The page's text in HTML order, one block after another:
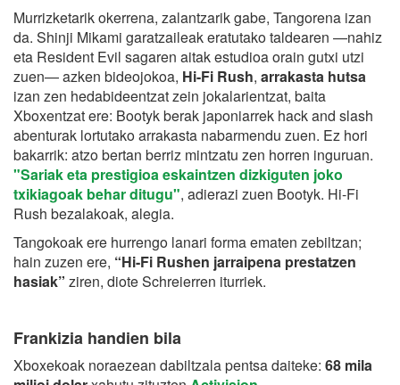
Murrizketarik okerrena, zalantzarik gabe, Tangorena izan
da. Shinji Mikami garatzaileak eratutako taldearen —nahiz
eta Resident Evil sagaren aitak estudioa orain gutxi utzi
zuen— azken bideojokoa, Hi-Fi Rush, arrakasta hutsa
izan zen hedabideentzat zein jokalarientzat, baita
Xboxentzat ere: Bootyk berak japoniarrek hack and slash
abenturak lortutako arrakasta nabarmendu zuen. Ez hori
bakarrik: atzo bertan berriz mintzatu zen horren inguruan.
"Sariak eta prestigioa eskaintzen dizkiguten joko
txikiagoak behar ditugu", adierazi zuen Bootyk. Hi-Fi
Rush bezalakoak, alegia.
Tangokoak ere hurrengo lanari forma ematen zebiltzan;
hain zuzen ere, “Hi-Fi Rushen jarraipena prestatzen
hasiak” ziren, diote Schreierren iturriek.
Frankizia handien bila
Xboxekoak noraezean dabiltzala pentsa daiteke: 68 mila